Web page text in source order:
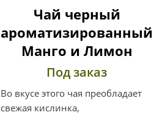
Чай черный
ароматизированный
Манго и Лимон
Под заказ
Во вкусе этого чая преобладает
свежая кислинка,